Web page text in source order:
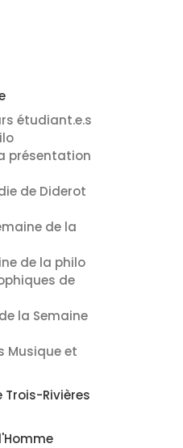
étudiant.e.s
présentation
de Diderot
de la
de la philo
de
la Semaine
Musique et
Trois-Rivières